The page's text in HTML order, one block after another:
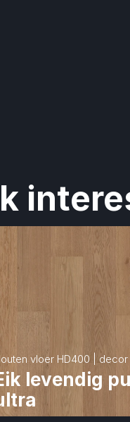
vloer HD400 |
levendig